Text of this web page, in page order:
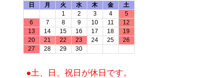
日
月 火 水 木 金
土
1
2 3 4
5
6
7 8 9 10 11
12
13
14 15 16 17 18
19
20
21 22 23 24 25
26
27
28 29 30
●土、日、祝日が休日です。